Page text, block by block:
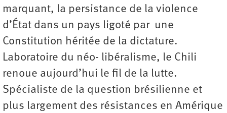
marquant, la persistance de la violence
d’État dans un pays ligoté par une
Constitution héritée de la dictature.
Laboratoire du néo- libéralisme, le Chili
renoue aujourd’hui le fil de la lutte.
Spécialiste de la question brésilienne et
plus largement des résistances en Amérique